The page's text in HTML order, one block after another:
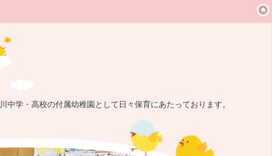
学・高校の付属幼稚園として日々保育にあたっております。